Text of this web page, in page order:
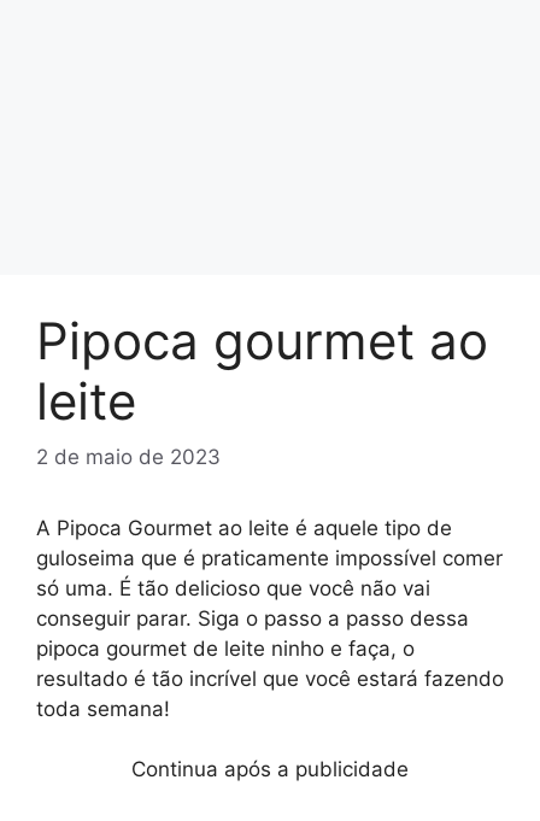
Pipoca gourmet ao
leite
2 de maio de 2023
A Pipoca Gourmet ao leite é aquele tipo de
guloseima que é praticamente impossível comer
só uma. É tão delicioso que você não vai
conseguir parar. Siga o passo a passo dessa
pipoca gourmet de leite ninho e faça, o
resultado é tão incrível que você estará fazendo
toda semana!
Continua após a publicidade